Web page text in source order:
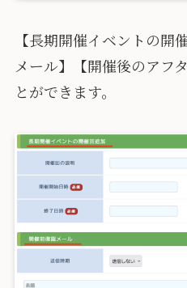
【長期開催イベントの開
メール】【開催後のアフ
とができます。